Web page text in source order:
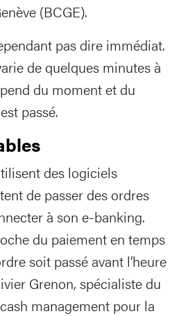
(BCGE).
pas dire immédiat.
de quelques minutes à
du moment et du
passé.
des logiciels
de passer des ordres
à son e-banking.
du paiement en temps
soit passé avant l’heure
Grenon, spécialiste du
management pour la